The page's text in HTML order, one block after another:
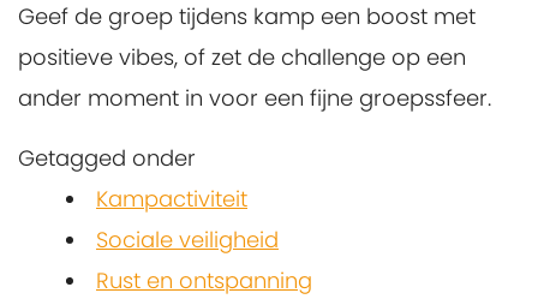
Geef de groep tijdens kamp een boost met
positieve vibes, of zet de challenge op een
ander moment in voor een fijne groepssfeer.
Getagged onder
Kampactiviteit
Sociale veiligheid
Rust en ontspanning